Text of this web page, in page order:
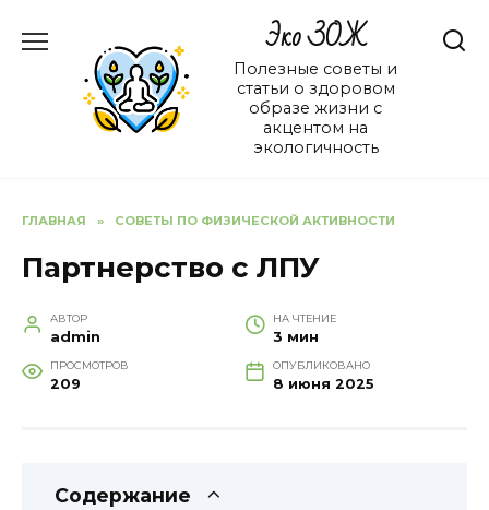
содержанию
Эко ЗОЖ
Полезные советы и
статьи о здоровом
образе жизни с
акцентом на
экологичность
ГЛАВНАЯ » СОВЕТЫ ПО ФИЗИЧЕСКОЙ АКТИВНОСТИ
Партнерство с ЛПУ
АВТОР
admin
НА ЧТЕНИЕ
3 мин
ПРОСМОТРОВ
209
ОПУБЛИКОВАНО
8 июня 2025
Содержание